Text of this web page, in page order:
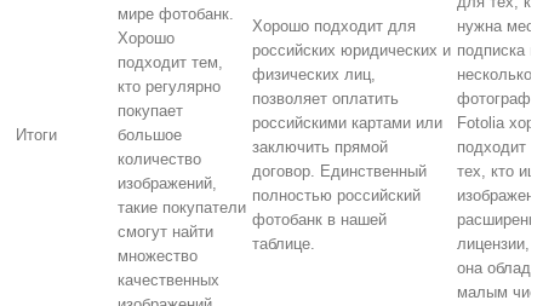
Итоги
мире фотобанк.
Хорошо
подходит тем,
кто регулярно
покупает
большое
количество
изображений,
такие покупатели
смогут найти
множество
качественных
Хорошо подходит для
российских юридических и
физических лиц,
позволяет оплатить
российскими картами или
заключить прямой
договор. Единственный
полностью российский
фотобанк в нашей
таблице.
нужна
подписка
несколько
Fotolia
подходит
тех, кто
лицензии,
она
малым